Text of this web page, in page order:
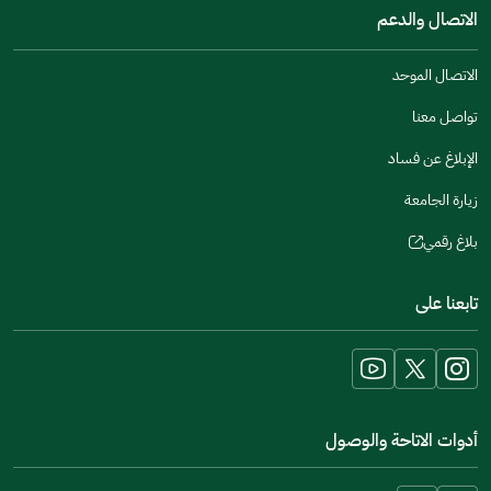
new
window)
window)
الاتصال والدعم
الاتصال الموحد
تواصل معنا
الإبلاغ عن فساد
زيارة الجامعة
بلاغ رقمي
(opens
new
window)
تابعنا على
أدوات الاتاحة والوصول